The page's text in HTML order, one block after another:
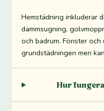
Hemstädning inkluderar
dammsugning,
och badrum. Fönster
grundstädningen men
Hur